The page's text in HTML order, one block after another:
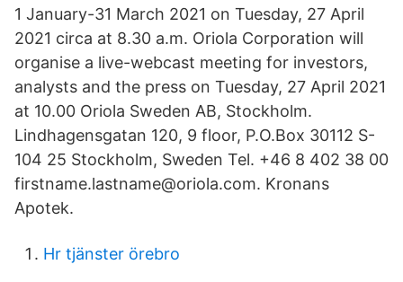
1 January-31 March 2021 on Tuesday, 27 April
2021 circa at 8.30 a.m. Oriola Corporation will
organise a live-webcast meeting for investors,
analysts and the press on Tuesday, 27 April 2021
at 10.00 Oriola Sweden AB, Stockholm.
Lindhagensgatan 120, 9 floor, P.O.Box 30112 S-
104 25 Stockholm, Sweden Tel. +46 8 402 38 00
firstname.lastname@oriola.com. Kronans
Apotek.
Hr tjänster örebro